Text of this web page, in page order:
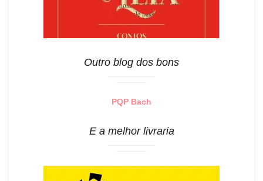
Outro blog dos bons
PQP Bach
E a melhor livraria